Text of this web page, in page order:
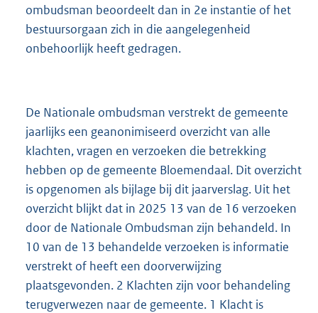
ombudsman beoordeelt dan in 2e instantie of het
bestuursorgaan zich in die aangelegenheid
onbehoorlijk heeft gedragen.
De Nationale ombudsman verstrekt de gemeente
jaarlijks een geanonimiseerd overzicht van alle
klachten, vragen en verzoeken die betrekking
hebben op de gemeente Bloemendaal. Dit overzicht
is opgenomen als bijlage bij dit jaarverslag. Uit het
overzicht blijkt dat in 2025 13 van de 16 verzoeken
door de Nationale Ombudsman zijn behandeld. In
10 van de 13 behandelde verzoeken is informatie
verstrekt of heeft een doorverwijzing
plaatsgevonden. 2 Klachten zijn voor behandeling
terugverwezen naar de gemeente. 1 Klacht is